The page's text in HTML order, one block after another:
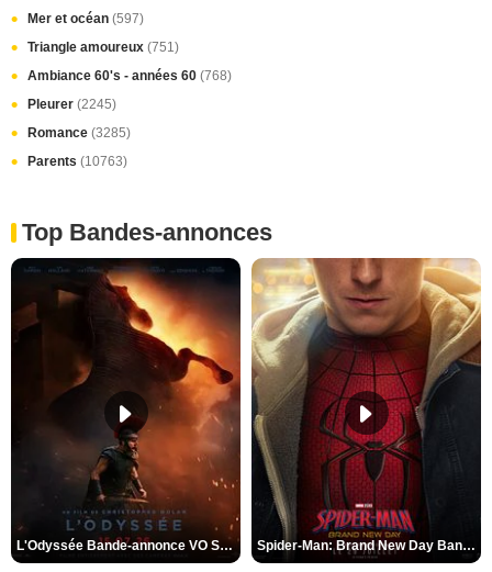
Mer et océan (597)
Triangle amoureux (751)
Ambiance 60's - années 60 (768)
Pleurer (2245)
Romance (3285)
Parents (10763)
Top Bandes-annonces
L'Odyssée Bande-annonce VO STFR Spider-Man: Brand New Day Bande-annonce VO STFR